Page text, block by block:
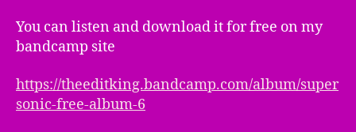
You can listen and download it for free on my
bandcamp site
https://theeditking.bandcamp.com/album/super
sonic-free-album-6